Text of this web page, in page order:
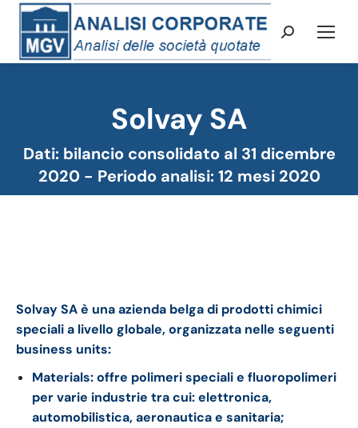
Cerca:
Solvay SA
Dati: bilancio consolidato al 31 dicembre
2020 - Periodo analisi: 12 mesi 2020
Tu sei qui:
Solvay SA è una azienda belga di prodotti chimici
speciali a livello globale, organizzata nelle seguenti
business units:
Materials: offre polimeri speciali e fluoropolimeri
per varie industrie tra cui: elettronica,
automobilistica, aeronautica e sanitaria;